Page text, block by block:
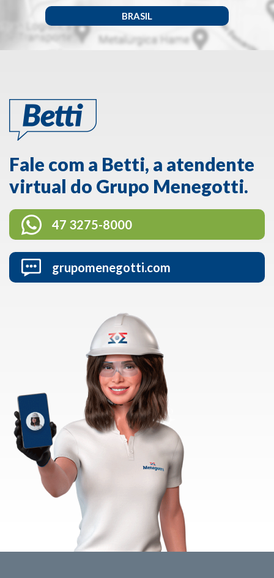
BRASIL
Fale com a Betti, a atendente
virtual do Grupo Menegotti.
47 3275-8000
grupomenegotti.com